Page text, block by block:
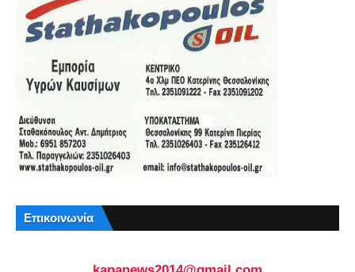
Επικοινωνία